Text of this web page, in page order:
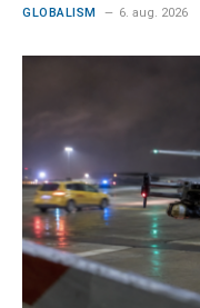
GLOBALISM 6. aug. 2026